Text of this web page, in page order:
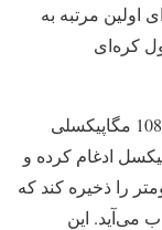
برای اولین مرتبه به
کره‌ای
دوربین اصلی دارای سنسور بزرگ و قدرتمند 108 مگاپیکسلی
را در یک پیکسل ادغام کرده و
یا معادل 2.4 میکرومتر را ذخیره کند که
می‌آید. این